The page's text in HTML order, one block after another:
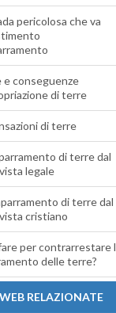
pericolosa che va
e conseguenze
di terre
di terre
di terre dal
legale
di terre dal
cristiano
per contrarrestare l
delle terre?
RELAZIONATE